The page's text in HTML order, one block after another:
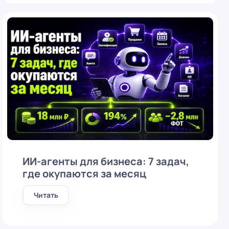
отвечает клиентам за
оформляет
в CRM 24/7
ИИ-агенты для бизнеса: 7 задач,
где окупаются за месяц
Читать